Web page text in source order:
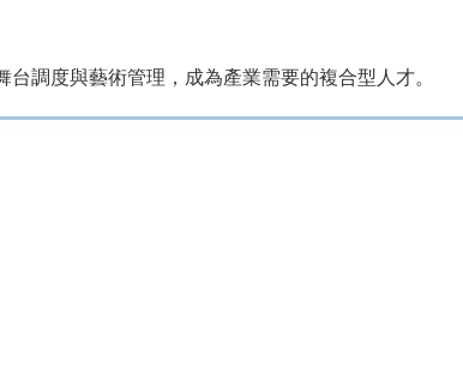
調度與藝術管理，成為產業需要的複合型人才。